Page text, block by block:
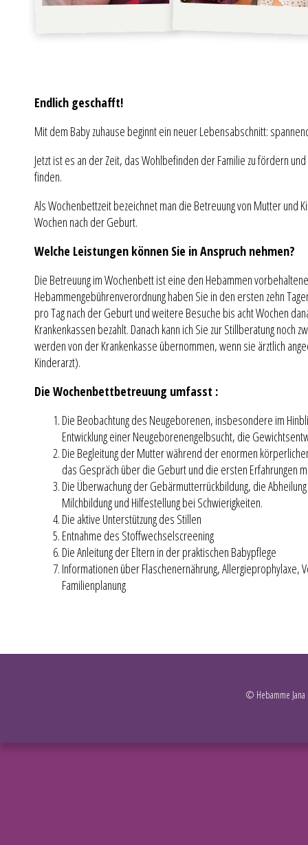
Endlich geschafft!
Mit dem Baby zuhause beginnt ein neuer Lebensabschnitt:
Jetzt ist es an der Zeit, das Wohlbefinden der Familie zu fördern
finden.
Als Wochenbettzeit bezeichnet man die Betreuung von Mutter und
Wochen nach der Geburt.
Welche Leistungen können Sie in Anspruch nehmen?
Die Betreuung im Wochenbett ist eine den Hebammen
Hebammengebührenverordnung haben Sie in den ersten zehn
pro Tag nach der Geburt und weitere Besuche bis acht Wochen
Krankenkassen bezahlt. Danach kann ich Sie zur Stillberatung noch
werden von der Krankenkasse übernommen, wenn sie ärztlich
Kinderarzt).
Die Wochenbettbetreuung umfasst :
Die Beobachtung des Neugeborenen, insbesondere im
Entwicklung einer Neugeborenengelbsucht, die
Die Begleitung der Mutter während der enormen
das Gespräch über die Geburt und die ersten Erfahrungen
Die Überwachung der Gebärmutterrückbildung, die
Milchbildung und Hilfestellung bei Schwierigkeiten.
Die aktive Unterstützung des Stillen
Entnahme des Stoffwechselscreening
Die Anleitung der Eltern in der praktischen Babypflege
Informationen über Flaschenernährung, Allergieprophylaxe,
Familienplanung
© Hebamme